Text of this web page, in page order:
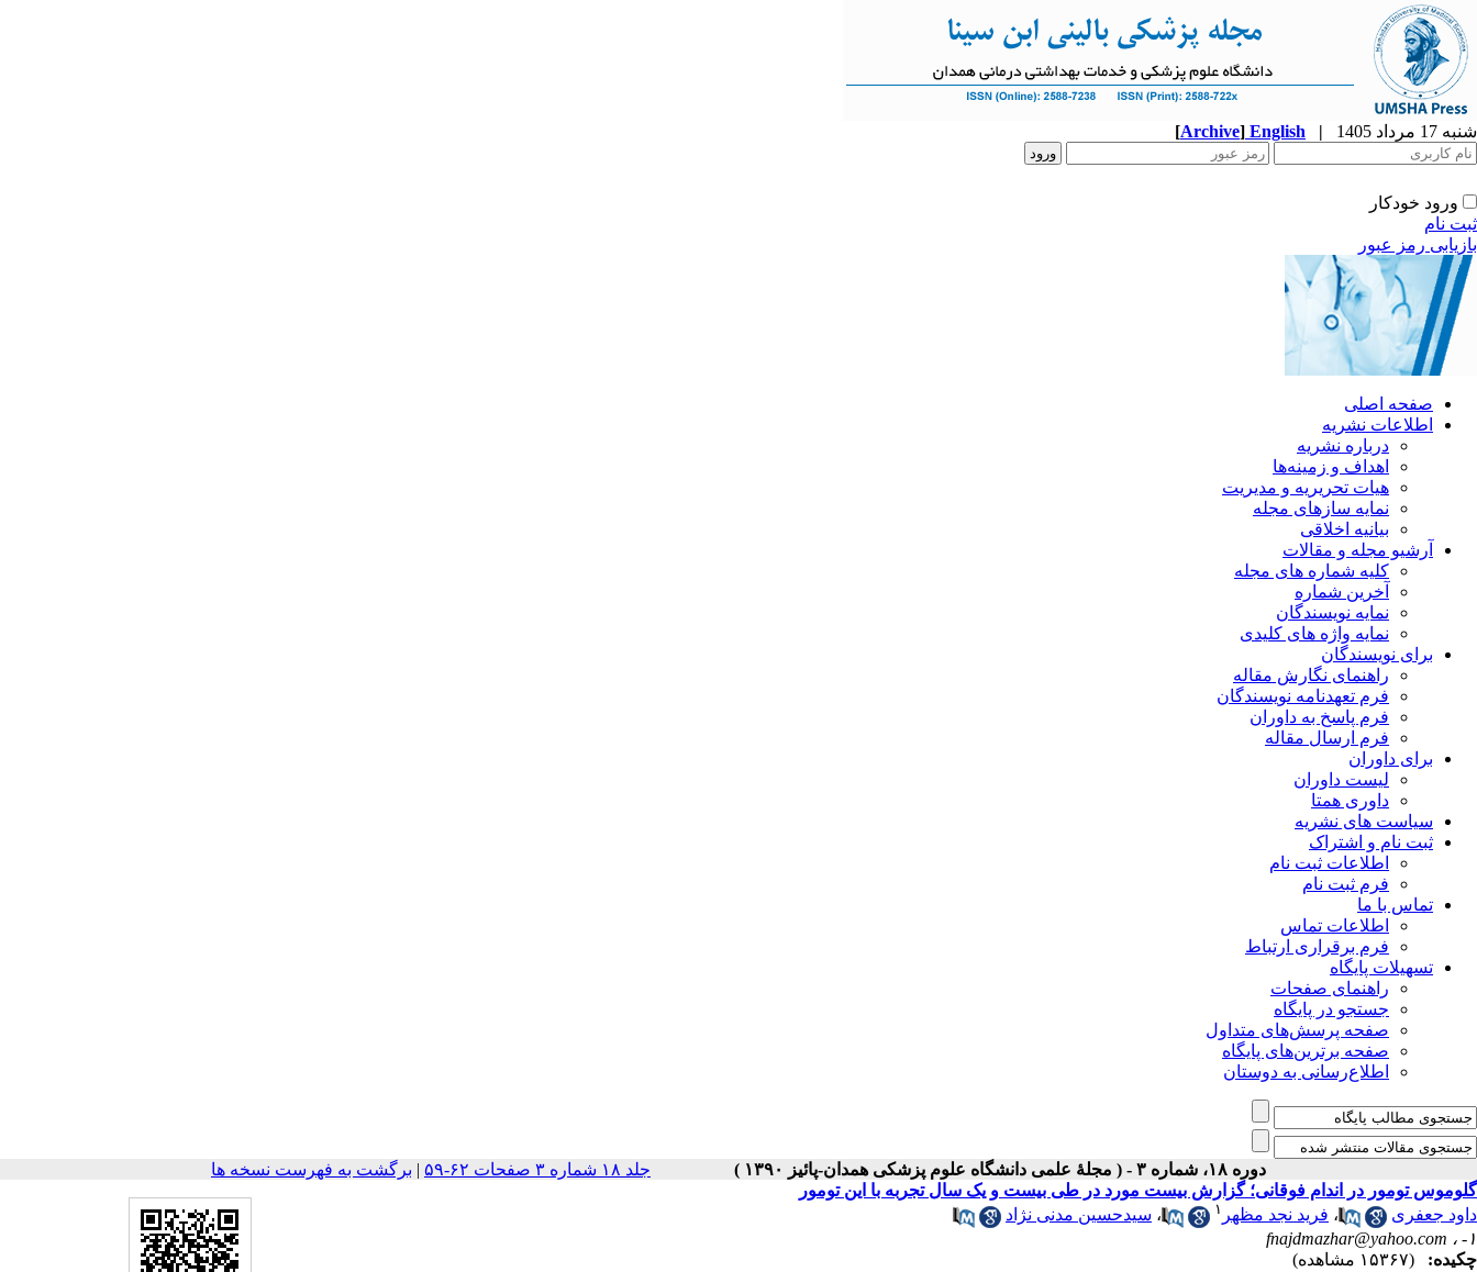
شنبه 17 مرداد 1405 |
English
[Archive]
ورود خودکار
ثبت نام
بازیابی رمز عبور
صفحه اصلی
اطلاعات نشریه
درباره نشریه
اهداف و زمینه‌ها
هیات تحریریه و مدیریت
نمایه سازهای مجله
بیانیه اخلاقی
آرشیو مجله و مقالات
کلیه شماره های مجله
آخرین شماره
نمایه نویسندگان
نمایه واژه های کلیدی
برای نویسندگان
راهنمای نگارش مقاله
فرم تعهدنامه نویسندگان
فرم پاسخ به داوران
فرم ارسال مقاله
برای داوران
لیست داوران
داوری همتا
سیاست های نشریه
ثبت نام و اشتراک
اطلاعات ثبت نام
فرم ثبت نام
تماس با ما
اطلاعات تماس
فرم برقراری ارتباط
تسهیلات پایگاه
راهنمای صفحات
جستجو در پایگاه
صفحه پرسش‌های متداول
صفحه برترین‌های پایگاه
اطلاع‌رسانی به دوستان
دوره ۱۸، شماره ۳ - ( مجلۀ علمی دانشگاه علوم پزشکی همدان-پائيز ۱۳۹۰ ) جلد ۱۸ شماره ۳ صفحات ۶۲-۵۹ | برگشت به فهرست نسخه ها
گلوموس تومور در اندام فوقانی؛ گزارش بیست مورد در طی بیست و یک سال تجربه با این تومور
داود جعفری
، فرید نجد مظهر ۱ ، سیدحسین مدنی نژاد
۱- ،
fnajdmazhar@yahoo.com
چکیده:
(۱۵۳۶۷ مشاهده)